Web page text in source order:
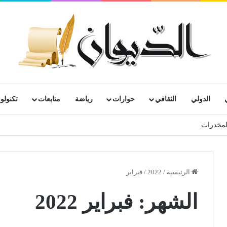
الدولي الثقافي حوارات رياضة متابعات
الرئيسية /
2022
/ فبراير
الشهر: فبراير 2022